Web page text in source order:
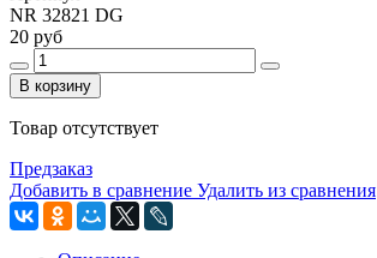
NR 32821 DG
20 руб
В корзину
Товар отсутствует
Предзаказ
Добавить в сравнение Удалить из сравнения